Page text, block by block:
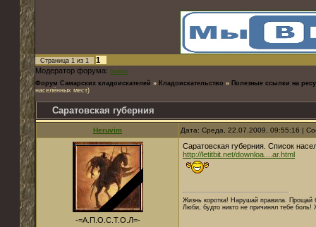
Страница 1 из 1
1
Модератор форума: bratan
Форум Самарских кладоискателей » Кладоискательство » Полезные ссылки на
населённых мест)
Саратовская губерния
Heruvim Дата: Среда, 22.07.2009, 09:55:16 |
-=А.П.О.С.Т.О.Л=-
Саратовская губерния. Список
http://letitbit.net/downloa....ar.html
Жизнь коротка! Нарушай правила. Прощай
Люби, будто никто не причинял тебе